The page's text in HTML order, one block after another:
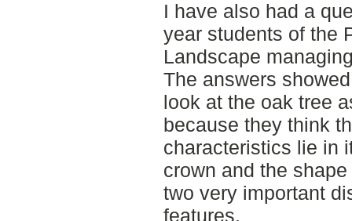
I have also had a
year students of the
Landscape
The answers
look at the oak tree
because they think
characteristics lie in
crown and the
two very important
features.